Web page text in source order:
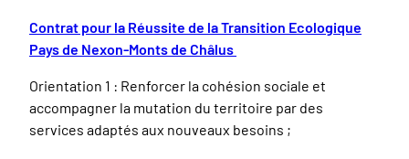
Contrat pour la Réussite de la Transition Ecologique
Pays de Nexon-Monts de Châlus
Orientation 1 : Renforcer la cohésion sociale et
accompagner la mutation du territoire par des
services adaptés aux nouveaux besoins ;